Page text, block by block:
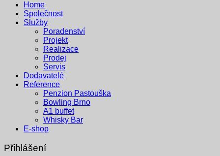
Home
Společnost
Služby
Poradenství
Projekt
Realizace
Prodej
Servis
Dodavatelé
Reference
Penzion Pastouška
Bowling Brno
A1 buffet
Whisky Bar
E-shop
Přihlášení